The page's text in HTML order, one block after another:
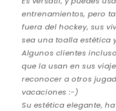
entrenamientos, pero
fuera del hockey, sus
sea una toalla estética
Algunos clientes
que la usan en sus
reconocer a otros
vacaciones :-)
Su estética elegante,